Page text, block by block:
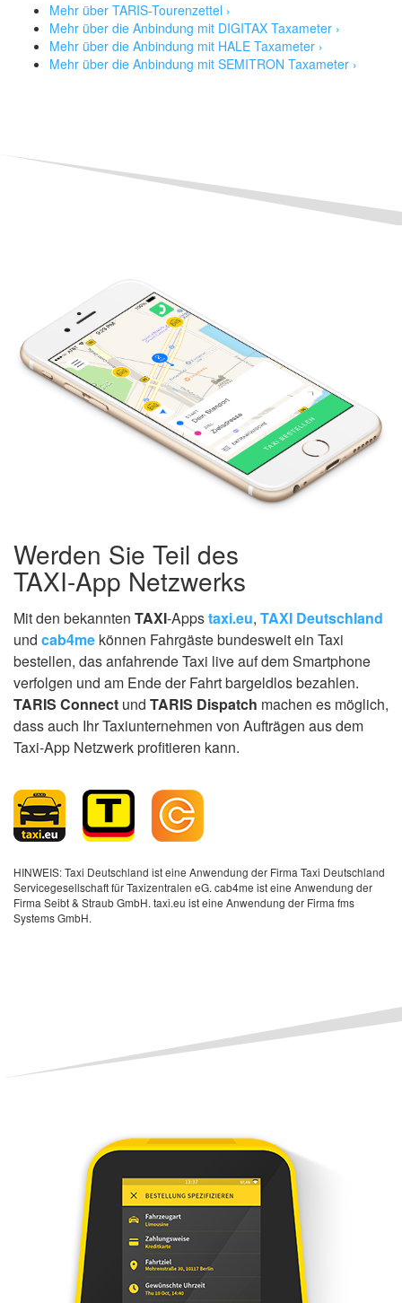
Mehr über TARIS-Tourenzettel ›
Mehr über die Anbindung mit DIGITAX Taxameter ›
Mehr über die Anbindung mit HALE Taxameter ›
Mehr über die Anbindung mit SEMITRON Taxameter ›
Werden Sie Teil des
TAXI-App Netzwerks
Mit den bekannten TAXI-Appstaxi.eu, TAXI Deutschland
und cab4me können Fahrgäste bundesweit ein Taxi
bestellen, das anfahrende Taxi live auf dem Smartphone
verfolgen und am Ende der Fahrt bargeldlos bezahlen.
TARIS Connect und TARIS Dispatch machen es möglich,
dass auch Ihr Taxiunternehmen von Aufträgen aus dem
Taxi-App Netzwerk profitieren kann.
HINWEIS: Taxi Deutschland ist eine Anwendung der Firma Taxi Deutschland
Servicegesellschaft für Taxizentralen eG. cab4me ist eine Anwendung der
Firma Seibt & Straub GmbH. taxi.eu ist eine Anwendung der Firma fms
Systems GmbH.